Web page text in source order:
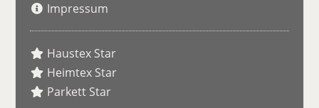
Impressum
Haustex Star
Heimtex Star
Parkett Star